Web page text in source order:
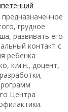
грудное
развивать его
контакт с
ребенка
к.м.н., доцент,
Центра